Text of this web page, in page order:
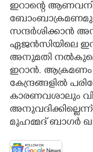
CARTOONS
LITERATURE
ZOOM
ഇറാന്റെ
സന്ദർശിക്കാൻ
ഏജൻസിയിലെ
അനുമതി
ഇറാൻ. ആക്രമണം
കേന്ദ്രങ്ങളിൽ
കാരണവശാലും
മുഹമ്മദ് ബാഗർ